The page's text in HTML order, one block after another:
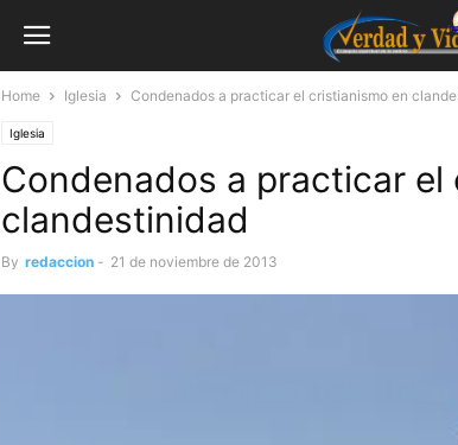
Home Iglesia Condenados a practicar el cristianismo en
Iglesia
Condenados a practicar
clandestinidad
By redaccion - 21 de noviembre de 2013